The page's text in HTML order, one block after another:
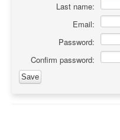
Last name:
Email:
Password:
Confirm password: